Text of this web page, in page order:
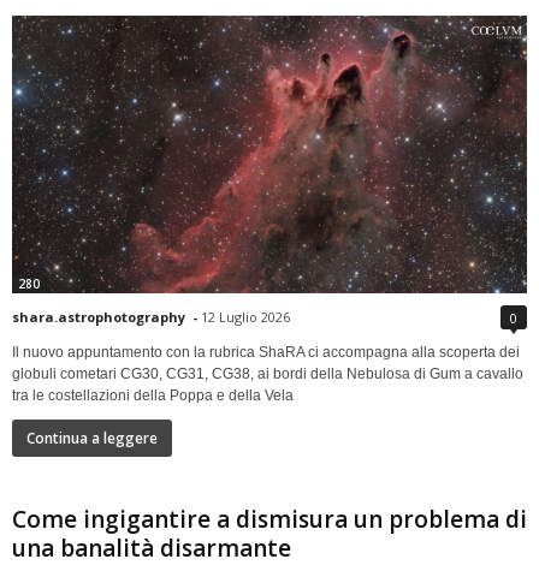
280
shara.astrophotography - 12 Luglio 2026 0
Il nuovo appuntamento con la rubrica ShaRA ci accompagna alla scoperta dei
globuli cometari CG30, CG31, CG38, ai bordi della Nebulosa di Gum a cavallo
tra le costellazioni della Poppa e della Vela
Continua a leggere
Come ingigantire a dismisura un problema di
una banalità disarmante